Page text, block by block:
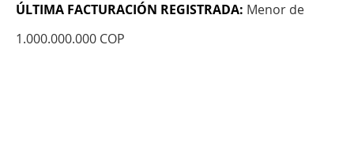
ÚLTIMA FACTURACIÓN REGISTRADA: Menor de
1.000.000.000 COP